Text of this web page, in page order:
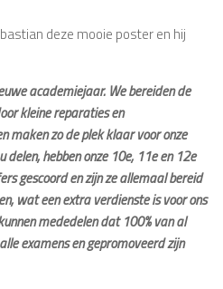
deze mooie poster en hij
academiejaar. We bereiden de
kleine reparaties en
maken zo de plek klaar voor onze
hebben onze 10e, 11e en 12e
gescoord en zijn ze allemaal bereid
wat een extra verdienste is voor ons
mededelen dat 100% van al
examens en gepromoveerd zijn